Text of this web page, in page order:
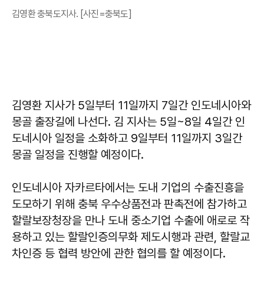
김영환 충북도지사. [사진=충북도]
김영환 지사가 5일부터 11일까지 7일간 인도네시아와
몽골 출장길에 나선다. 김 지사는 5일~8일 4일간 인
도네시아 일정을 소화하고 9일부터 11일까지 3일간
몽골 일정을 진행할 예정이다.
인도네시아 자카르타에서는 도내 기업의 수출진흥을
도모하기 위해 충북 우수상품전과 판촉전에 참가하고
할랄보장청장을 만나 도내 중소기업 수출에 애로로 작
용하고 있는 할랄인증의무화 제도시행과 관련, 할랄교
차인증 등 협력 방안에 관한 협의를 할 예정이다.